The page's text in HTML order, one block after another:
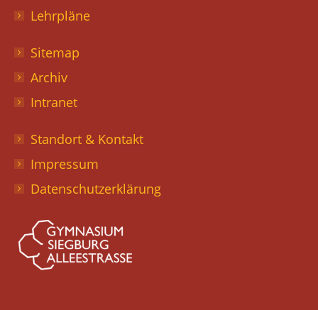
Lehrpläne
Sitemap
Archiv
Intranet
Standort & Kontakt
Impressum
Datenschutzerklärung